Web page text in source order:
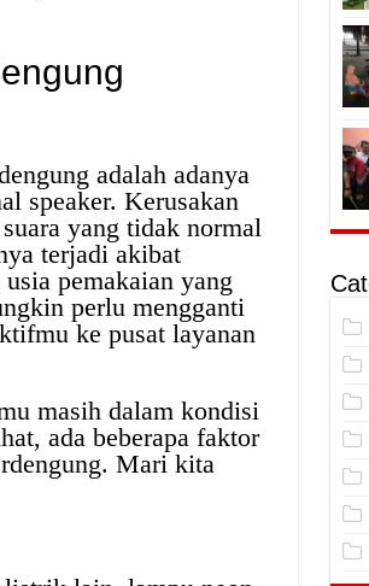
adalah adanya
speaker. Kerusakan
yang tidak normal
terjadi akibat
pemakaian yang
perlu mengganti
ke pusat layanan
masih dalam kondisi
ada beberapa faktor
Mari kita